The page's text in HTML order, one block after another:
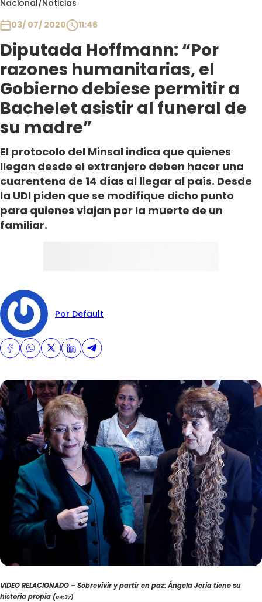
Nacional/Noticias
03/ 07/ 2020
11:46
Diputada Hoffmann: “Por
razones humanitarias, el
Gobierno debiese permitir a
Bachelet asistir al funeral de
su madre”
El protocolo del Minsal indica que quienes
llegan desde el extranjero deben hacer una
cuarentena de 14 días al llegar al país. Desde
la UDI piden que se modifique dicho punto
para quienes viajan por la muerte de un
familiar.
Por Default
VIDEO RELACIONADO – Sobrevivir y partir en paz: Ángela Jeria tiene su
historia propia (04:37)
Club De La Comedia
Contigo en Directo
Plan Perfecto
El Tiempo
Sabingo
Todos Los Programas